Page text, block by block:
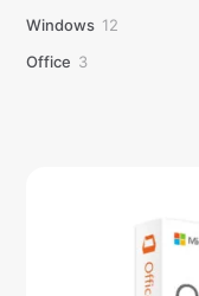
Windows 12
Office 33